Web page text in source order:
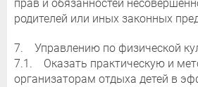
прав и обязанностей
родителей или иных законных
7. Управлению по физической
7.1. Оказать практическую и
организаторам отдыха детей в